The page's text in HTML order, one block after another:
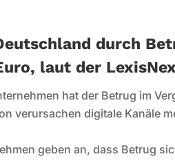
durch
laut der
hat der Betrug im
verursachen digitale Kanäle
geben an, dass Betrug